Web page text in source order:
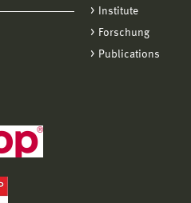
Institute
Forschung
Publications